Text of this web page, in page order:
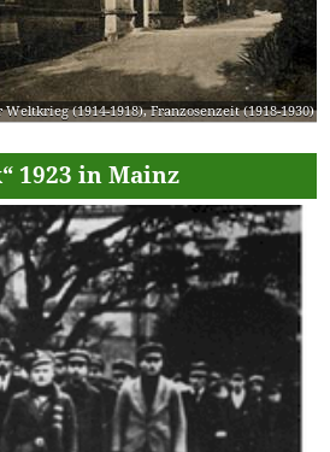
Weltkrieg (1914-1918),Franzosenzeit (1918-1930)
1923 in Mainz